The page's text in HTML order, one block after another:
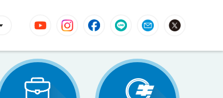
YouTube InstagramFacebookLINE Mail